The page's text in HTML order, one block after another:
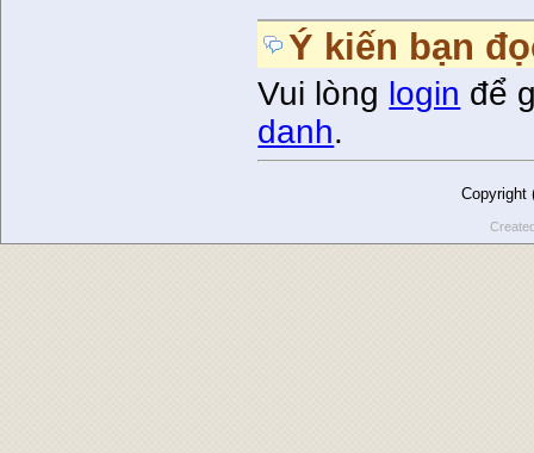
Ý kiến bạn
Vui lòng login để
danh.
Copyright